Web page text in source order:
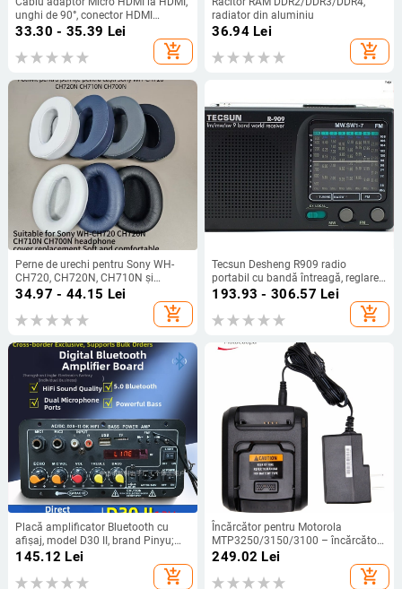
unghi de 90°, conector HDMI
femelă, pentru tablete
33.30 - 35.39 Lei
add_shopping_cart
radiator din aluminiu
36.94Lei
add_shopping_cart
Perne de urechi pentru Sony WH-
CH720, CH720N, CH710N și
CH700N – piele artificială
34.97 - 44.15 Lei
add_shopping_cart
Tecsun Desheng R909 radio
portabil cu bandă întreagă, reglare
manuală a stațiilor, sunet mono,
193.93 - 306.57 Lei
add_shopping_cart
Placă amplificator Bluetooth cu
afișaj, model D30 II, brand Pinyu;
Intrări Bluetooth, USB, TF, FM radio;
DC12V/AC110-240V
145.12 Lei
add_shopping_cart
Încărcător pentru Motorola
MTP3250/3150/3100 – încărcător
de tip stand, rezistent la praf, intrare
249.02 Lei
add_shopping_cart